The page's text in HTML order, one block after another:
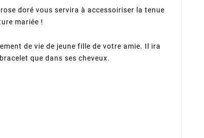
doré vous servira à accessoiriser la tenue
mariée !
de vie de jeune fille de votre amie. Il ira
que dans ses cheveux.